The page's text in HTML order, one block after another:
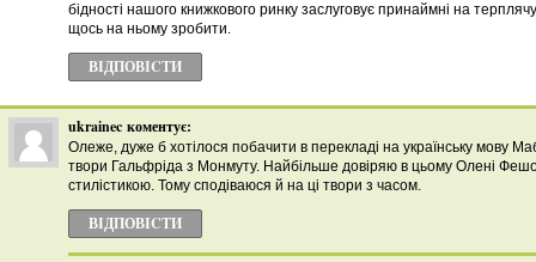
бідності нашого книжкового ринку заслуговує принаймні на
щось на ньому зробити.
ВІДПОВІCТИ
ukrainec коментує:
Олеже, дуже б хотілося побачити в перекладі на українську мову
твори Гальфріда з Монмуту. Найбільше довіряю в цьому Олені
стилістикою. Тому сподіваюся й на ці твори з часом.
ВІДПОВІCТИ